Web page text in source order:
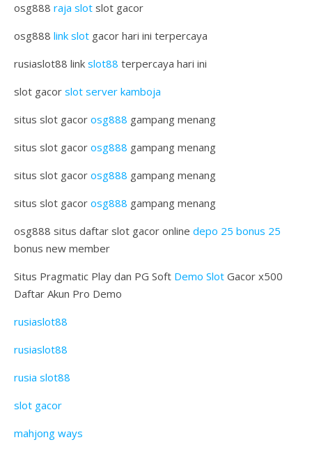
osg888 raja slot slot gacor
osg888 link slot gacor hari ini terpercaya
rusiaslot88 link slot88 terpercaya hari ini
slot gacor slot server kamboja
situs slot gacor osg888 gampang menang
situs slot gacor osg888 gampang menang
situs slot gacor osg888 gampang menang
situs slot gacor osg888 gampang menang
osg888 situs daftar slot gacor online depo 25 bonus 25
bonus new member
Situs Pragmatic Play dan PG Soft Demo Slot Gacor x500
Daftar Akun Pro Demo
rusiaslot88
rusiaslot88
rusia slot88
slot gacor
mahjong ways